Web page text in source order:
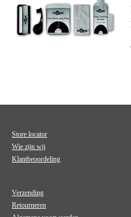
Store locator
Wie zijn wij
Klantbeoordeling
Verzending
Retourneren